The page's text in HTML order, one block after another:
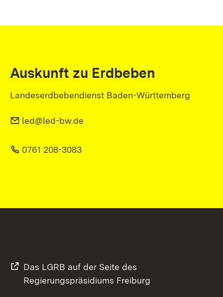
Auskunft zu Erdbeben
Landeserdbebendienst Baden-Württemberg
led@led-bw.de
0761 208-3083
Das LGRB auf der Seite des
Regierungspräsidiums Freiburg